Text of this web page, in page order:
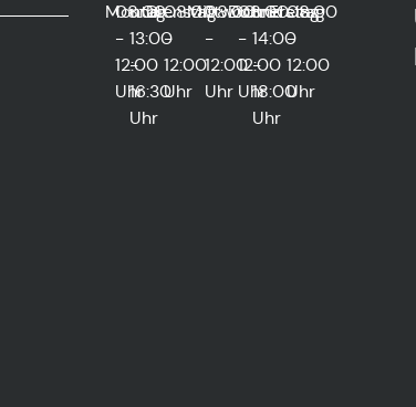
Montag
08:00
-
12:00
Uhr
und
13:00
-
16:30
Uhr
Dienstag
08:00
-
12:00
Uhr
Mittwoch
08:00
-
12:00
Uhr
Donnerstag
08:00
-
12:00
Uhr
und
14:00
-
18:00
Uhr
Freitag
08:00
-
12:00
Uhr